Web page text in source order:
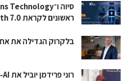
ראשונים לקראת Bluetooth 7.0
בלקרוק הגדילה את